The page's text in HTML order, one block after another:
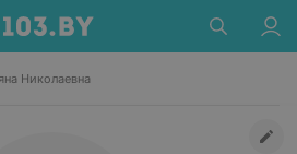
Николаевна